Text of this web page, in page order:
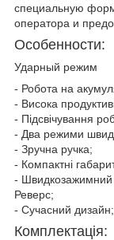
специальную
оператора и
Особенности:
Ударный режим
- Робота на
- Висока
- Підсвічування
- Два режими
- Зручна ручка;
- Компактні
- Швидкозажимний
Реверс;
- Сучасний дизайн;
Комплектація: